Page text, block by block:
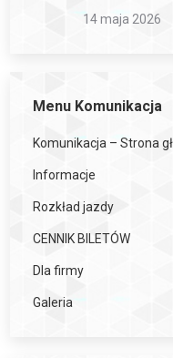
14 maja 2026
Menu Komunikacja
Komunikacja – Strona
Informacje
Rozkład jazdy
CENNIK BILETÓW
Dla firmy
Galeria